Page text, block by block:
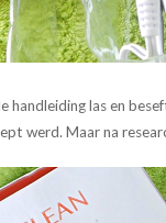
handleiding las en
werd. Maar na